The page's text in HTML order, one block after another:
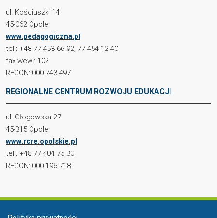
ul. Kościuszki 14
45-062 Opole
www.pedagogiczna.pl
tel.: +48 77 453 66 92, 77 454 12 40
fax wew.: 102
REGON: 000 743 497
REGIONALNE CENTRUM ROZWOJU EDUKACJI
ul. Głogowska 27
45-315 Opole
www.rcre.opolskie.pl
tel.: +48 77 404 75 30
REGON: 000 196 718